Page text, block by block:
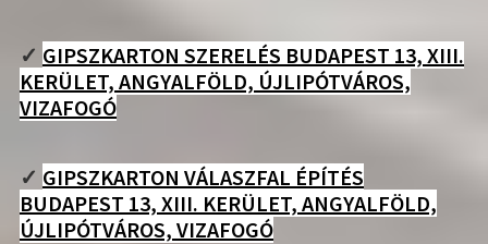
✓ GIPSZKARTON SZERELÉS BUDAPEST 13, XIII.
KERÜLET, ANGYALFÖLD, ÚJLIPÓTVÁROS,
VIZAFOGÓ
✓ GIPSZKARTON VÁLASZFAL ÉPÍTÉS
BUDAPEST 13, XIII. KERÜLET, ANGYALFÖLD,
ÚJLIPÓTVÁROS, VIZAFOGÓ